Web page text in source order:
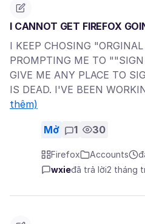
I CANNOT GET FIREFOX
I KEEP CHOSING
PROMPTING ME TO
GIVE ME ANY PLACE TO
IS DEAD. I'VE BEEN
thêm)
Mở 1 30
Firefox Accounts
wxieđã trả lời2 tháng